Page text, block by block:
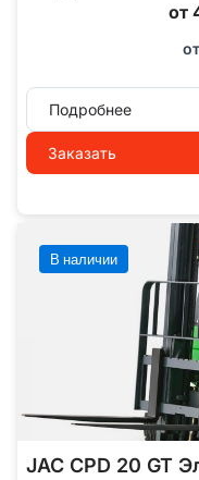
от
от
Подробнее
Заказать
В наличии
JAC CPD 20 GT